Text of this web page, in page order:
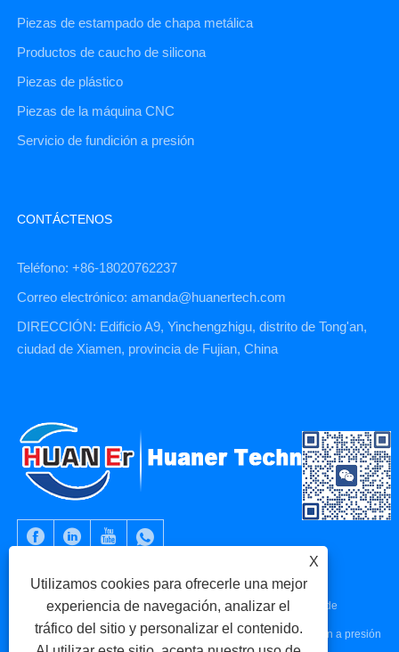
Piezas de estampado de chapa metálica
Productos de caucho de silicona
Piezas de plástico
Piezas de la máquina CNC
Servicio de fundición a presión
CONTÁCTENOS
Teléfono: +86-18020762237
Correo electrónico: amanda@huanertech.com
DIRECCIÓN: Edificio A9, Yinchengzhigu, distrito de Tong'an,
ciudad de Xiamen, provincia de Fujian, China
Copyright © 2023 Xiamen Huaner Technology Co., Ltd - Piezas de
máquinas CNC, piezas de mecanizado CNC, piezas de fundición a presión
X
Utilizamos cookies para ofrecerle una mejor
experiencia de navegación, analizar el
tráfico del sitio y personalizar el contenido.